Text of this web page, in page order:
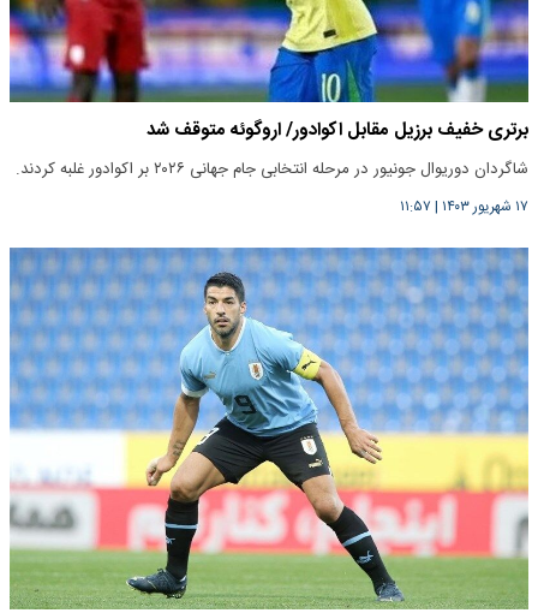
برتری خفیف برزیل مقابل اکوادور/ اروگوئه متوقف شد
شاگردان دوریوال جونیور در مرحله انتخابی جام جهانی ۲۰۲۶ بر اکوادور غلبه کردند.
۱۷ شهریور ۱۴۰۳ | ۱۱:۵۷